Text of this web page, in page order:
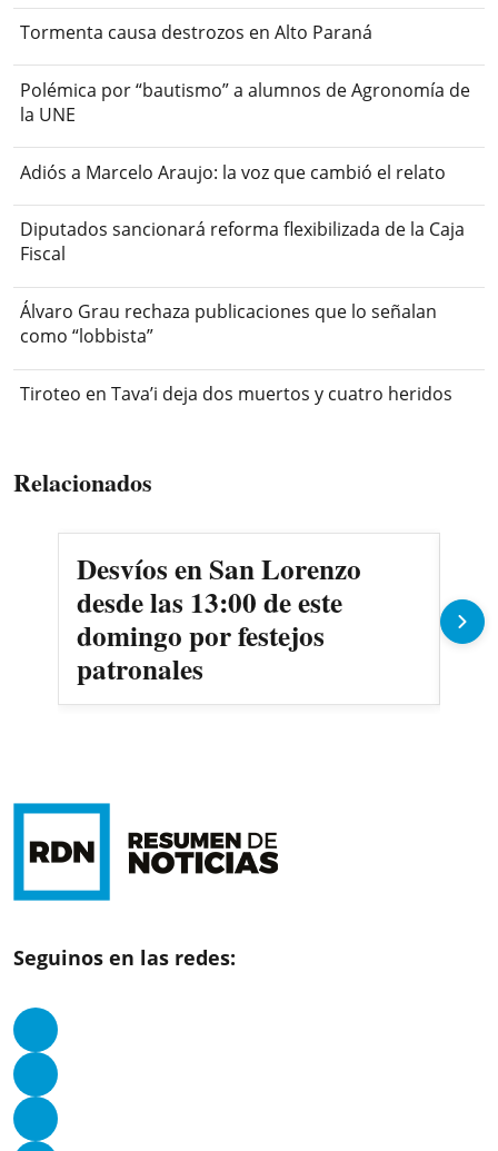
Tormenta causa destrozos en Alto Paraná
Polémica por “bautismo” a alumnos de Agronomía de
la UNE
Adiós a Marcelo Araujo: la voz que cambió el relato
Diputados sancionará reforma flexibilizada de la Caja
Fiscal
Álvaro Grau rechaza publicaciones que lo señalan
como “lobbista”
Tiroteo en Tava’i deja dos muertos y cuatro heridos
Relacionados
Desvíos en San Lorenzo
desde las 13:00 de este
domingo por festejos
patronales
Seguinos en las redes: